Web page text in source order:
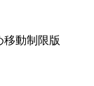
動制限版